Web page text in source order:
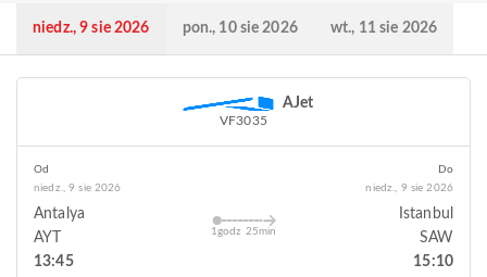
niedz., 9 sie 2026 pon., 10 sie 2026 wt., 11 sie 2026
AJet
VF3035
Od
niedz., 9 sie 2026
Antalya
AYT
13:45
1godz 25min
Do
niedz., 9 sie 2026
Istanbul
SAW
15:10